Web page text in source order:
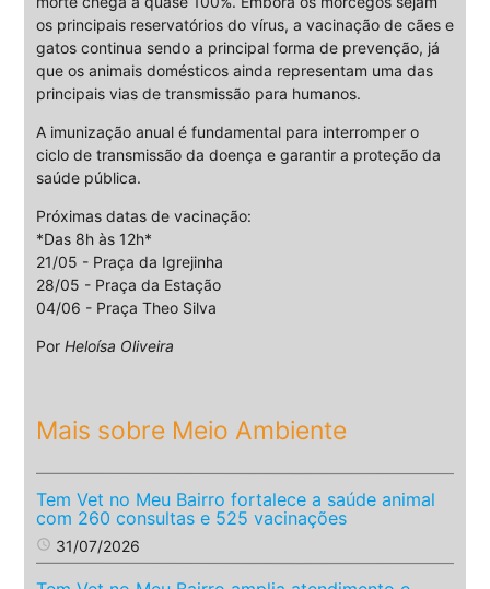
os principais reservatórios do vírus, a vacinação de cães e
gatos continua sendo a principal forma de prevenção, já
que os animais domésticos ainda representam uma das
principais vias de transmissão para humanos.
A imunização anual é fundamental para interromper o
ciclo de transmissão da doença e garantir a proteção da
saúde pública.
Próximas datas de vacinação:
*Das 8h às 12h*
21/05 - Praça da Igrejinha
28/05 - Praça da Estação
04/06 - Praça Theo Silva
Por Heloísa Oliveira
Mais sobre Meio Ambiente
Tem Vet no Meu Bairro fortalece a saúde animal
com 260 consultas e 525 vacinações
access_time 31/07/2026